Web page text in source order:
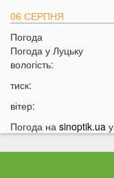
06 СЕРПНЯ
21:44
21:06
19:44
Врожай під
Погода
Погода у Луцьку
вологість:
тиск:
вітер:
Погода на sinoptik.ua